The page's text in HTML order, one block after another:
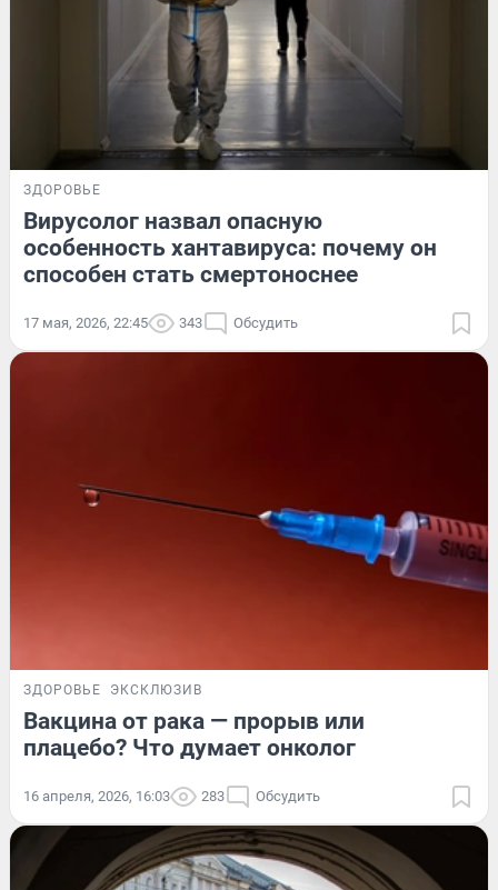
ЗДОРОВЬЕ
Вирусолог назвал опасную
особенность хантавируса: почему он
способен стать смертоноснее
17 мая, 2026, 22:45 343 Обсудить
ЗДОРОВЬЕ ЭКСКЛЮЗИВ
Вакцина от рака — прорыв или
плацебо? Что думает онколог
16 апреля, 2026, 16:03 283 Обсудить